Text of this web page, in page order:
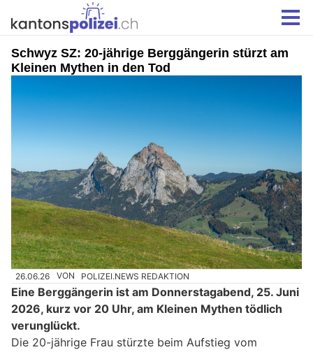
Schwyz SZ: 20-jährige Berggängerin stürzt am
Kleinen Mythen in den Tod
26.06.26 VON POLIZEI.NEWS REDAKTION
Eine Berggängerin ist am Donnerstagabend, 25. Juni
2026, kurz vor 20 Uhr, am Kleinen Mythen tödlich
verunglückt.
Die 20-jährige Frau stürzte beim Aufstieg vom